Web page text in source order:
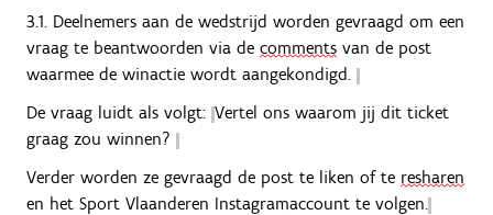
3.1. Deelnemers aan de wedstrijd worden gevraagd om een
vraag te beantwoorden via de comments van de post
waarmee de winactie wordt aangekondigd.
De vraag luidt als volgt: Vertel ons waarom jij dit ticket
graag zou winnen?
Verder worden ze gevraagd de post te liken of te resharen
en het Sport Vlaanderen Instagramaccount te volgen.